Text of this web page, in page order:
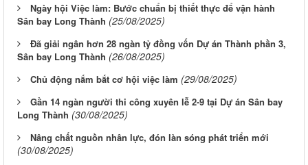
Ngày hội Việc làm: Bước chuẩn bị thiết thực để vận hành
Sân bay Long Thành (25/08/2025)
Đã giải ngân hơn 28 ngàn tỷ đồng vốn Dự án Thành phần 3,
Sân bay Long Thành (26/08/2025)
Chủ động nắm bắt cơ hội việc làm (29/08/2025)
Gần 14 ngàn người thi công xuyên lễ 2-9 tại Dự án Sân bay
Long Thành (30/08/2025)
Nâng chất nguồn nhân lực, đón làn sóng phát triển mới
(30/08/2025)